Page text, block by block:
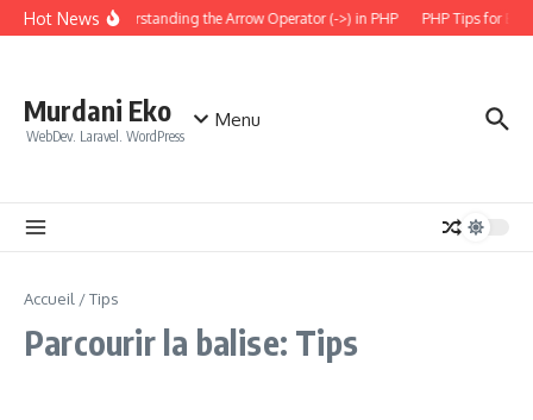
Aller au contenu
Hot News Understanding the Arrow Operator (->) in PHP PHP Tips for
Murdani Eko
WebDev. Laravel. WordPress
Menu
Accueil /Tips
Parcourir la balise: Tips